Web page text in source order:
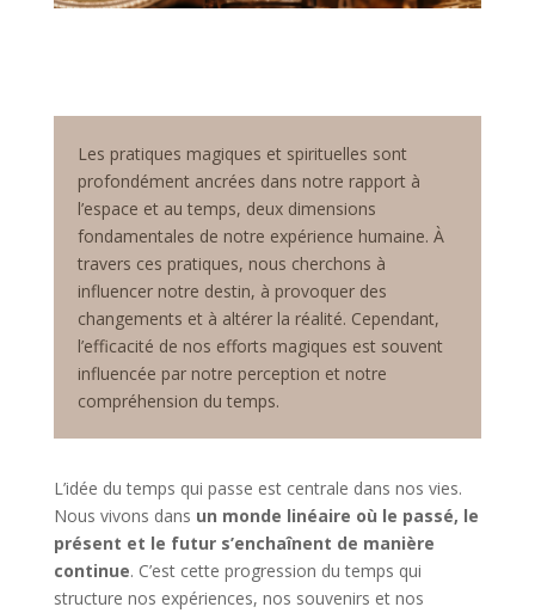
Les pratiques magiques et spirituelles sont
profondément ancrées dans notre rapport à
l’espace et au temps, deux dimensions
fondamentales de notre expérience humaine. À
travers ces pratiques, nous cherchons à
influencer notre destin, à provoquer des
changements et à altérer la réalité. Cependant,
l’efficacité de nos efforts magiques est souvent
influencée par notre perception et notre
compréhension du temps.
L’idée du temps qui passe est centrale dans nos vies.
Nous vivons dans un monde linéaire où le passé, le
présent et le futur s’enchaînent de manière
continue. C’est cette progression du temps qui
structure nos expériences, nos souvenirs et nos